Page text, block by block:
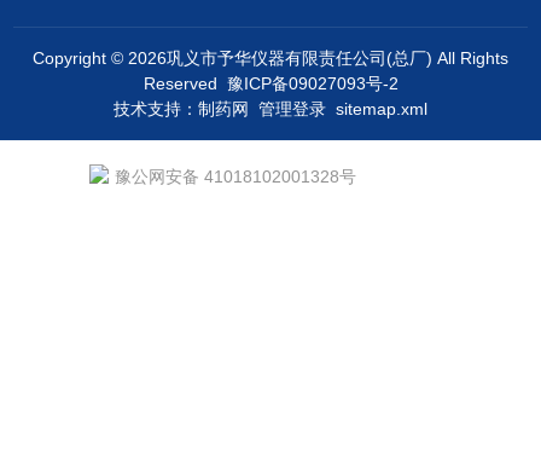
Copyright © 2026巩义市予华仪器有限责任公司(总厂) All Rights
Reserved 豫ICP备09027093号-2
技术支持： 制药网 管理登录 sitemap.xml
豫公网安备 41018102001328号